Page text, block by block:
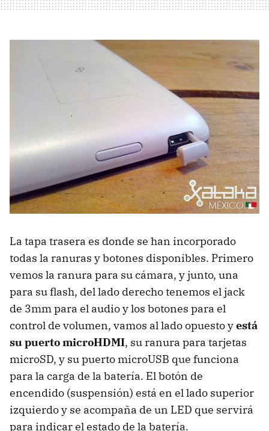
La tapa trasera es donde se han incorporado
todas la ranuras y botones disponibles. Primero
vemos la ranura para su cámara, y junto, una
para su flash, del lado derecho tenemos el jack
de 3mm para el audio y los botones para el
control de volumen, vamos al lado opuesto yestá
su puerto microHDMI, su ranura para tarjetas
microSD, y su puerto microUSB que funciona
para la carga de la batería. El botón de
encendido (suspensión) está en el lado superior
izquierdo y se acompaña de un LED que servirá
para indicar el estado de la batería.